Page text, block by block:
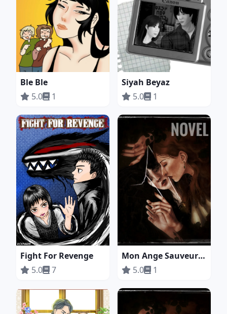
Ble Ble
5.0
1
Siyah Beyaz
5.0
1
Fight For Revenge
5.0
7
Mon Ange Sauveur (NOVEL)
5.0
1